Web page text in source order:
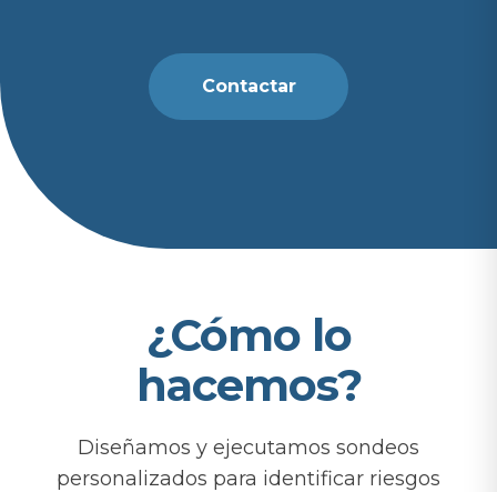
Contactar
¿Cómo lo
hacemos?
Diseñamos y ejecutamos sondeos
personalizados para identificar riesgos